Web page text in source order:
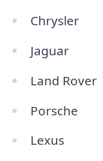
Chrysler
Jaguar
Land Rover
Porsche
Lexus